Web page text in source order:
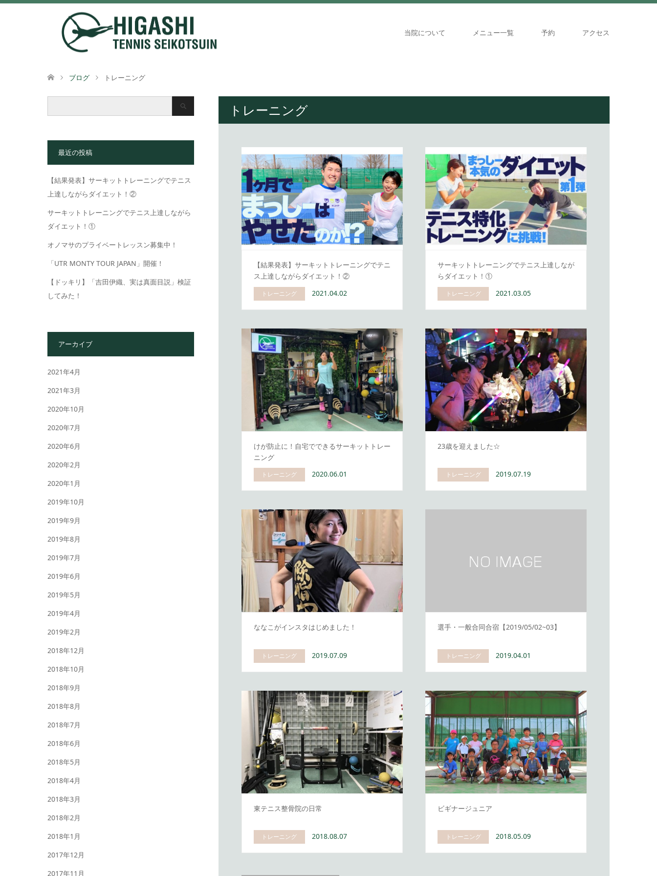
当院について メニュー一覧 予約 アクセス
ブログ トレーニング
トレーニング
【結果発表】サーキットトレーニングでテニ
ス上達しながらダイエット！②
トレーニング 2021.04.02
サーキットトレーニングでテニス上達しなが
らダイエット！①
トレーニング 2021.03.05
けが防止に！自宅でできるサーキットトレー
ニング
トレーニング 2020.06.01
23歳を迎えました☆
トレーニング 2019.07.19
ななこがインスタはじめました！
トレーニング 2019.07.09
選手・一般合同合宿【2019/05/02~03】
トレーニング 2019.04.01
東テニス整骨院の日常
トレーニング 2018.08.07
ビギナージュニア
トレーニング 2018.05.09
最近の投稿
【結果発表】サーキットトレーニングでテニス
上達しながらダイエット！②
サーキットトレーニングでテニス上達しながら
ダイエット！①
オノマサのプライベートレッスン募集中！
「UTR MONTY TOUR JAPAN」開催！
【ドッキリ】「吉田伊織、実は真面目説」検証
してみた！
アーカイブ
2021年4月
2021年3月
2020年10月
2020年7月
2020年6月
2020年2月
2020年1月
2019年10月
2019年9月
2019年8月
2019年7月
2019年6月
2019年5月
2019年4月
2019年2月
2018年12月
2018年10月
2018年9月
2018年8月
2018年7月
2018年6月
2018年5月
2018年4月
2018年3月
2018年2月
2018年1月
2017年12月
2017年11月